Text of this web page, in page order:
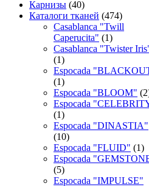
Карнизы (40)
Каталоги тканей (474)
Casablanca "Twill
Caperucita" (1)
Casablanca "Twister
(1)
Espocada
(1)
Espocada "BLOOM"
Espocada
(1)
Espocada "DINASTIA"
(10)
Espocada "FLUID" (1)
Espocada
(5)
Espocada "IMPULSE"